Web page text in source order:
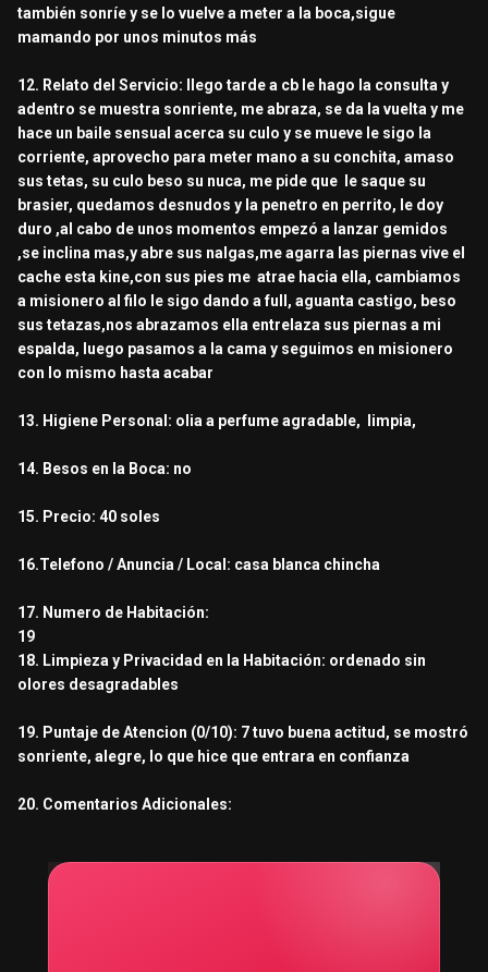
también sonríe y se lo vuelve a meter a la boca,sigue
mamando por unos minutos más
12. Relato del Servicio: llego tarde a cb le hago la consulta y
adentro se muestra sonriente, me abraza, se da la vuelta y me
hace un baile sensual acerca su culo y se mueve le sigo la
corriente, aprovecho para meter mano a su conchita, amaso
sus tetas, su culo beso su nuca, me pide que le saque su
brasier, quedamos desnudos y la penetro en perrito, le doy
duro ,al cabo de unos momentos empezó a lanzar gemidos
,se inclina mas,y abre sus nalgas,me agarra las piernas vive el
cache esta kine,con sus pies me atrae hacia ella, cambiamos
a misionero al filo le sigo dando a full, aguanta castigo, beso
sus tetazas,nos abrazamos ella entrelaza sus piernas a mi
espalda, luego pasamos a la cama y seguimos en misionero
con lo mismo hasta acabar
13. Higiene Personal: olia a perfume agradable, limpia,
14. Besos en la Boca: no
15. Precio: 40 soles
16.Telefono / Anuncia / Local: casa blanca chincha
17. Numero de Habitación:
19
18. Limpieza y Privacidad en la Habitación: ordenado sin
olores desagradables
19. Puntaje de Atencion (0/10): 7 tuvo buena actitud, se mostró
sonriente, alegre, lo que hice que entrara en confianza
20. Comentarios Adicionales: